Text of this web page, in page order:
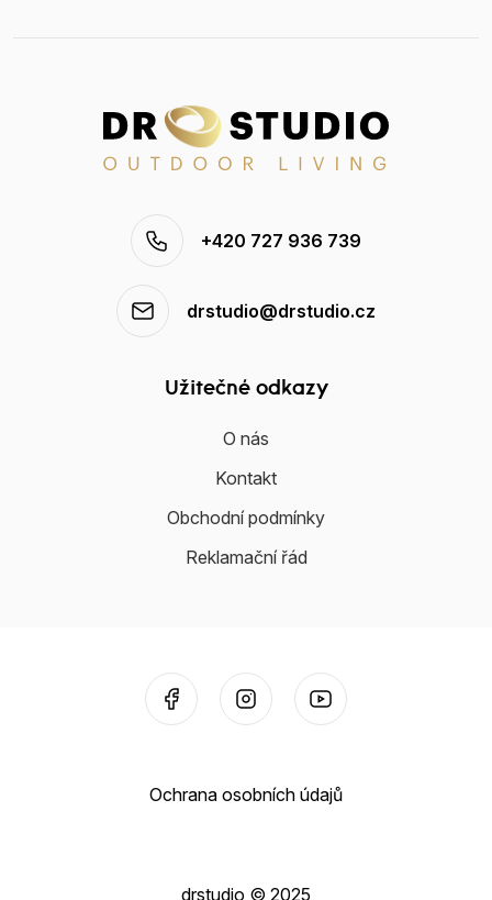
+420 727 936 739
drstudio@drstudio.cz
Užitečné odkazy
O nás
Kontakt
Obchodní podmínky
Reklamační řád
Ochrana osobních údajů
drstudio © 2025